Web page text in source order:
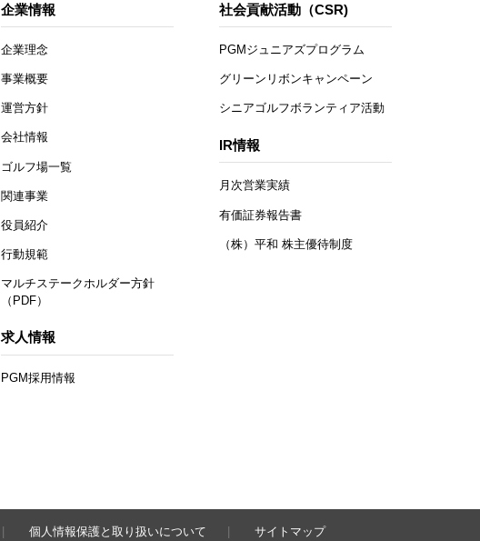
企業情報
企業理念
事業概要
運営方針
会社情報
ゴルフ場一覧
関連事業
役員紹介
行動規範
マルチステークホルダー方針
（PDF）
求人情報
PGM採用情報
社会貢献活動（CSR)
PGMジュニアズプログラム
グリーンリボンキャンペーン
シニアゴルフボランティア活動
IR情報
月次営業実績
有価証券報告書
（株）平和 株主優待制度
個人情報保護と取り扱いについて サイトマップ